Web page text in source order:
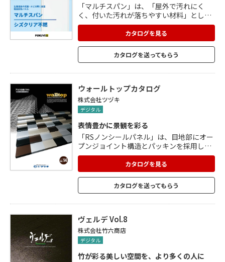
「マルチスパン」は、「屋外で汚れにく
く、付いた汚れが落ちやすい材料」として
認定された化粧アルミ板を使用していま
す。 一般塗装品に比べ表面が平滑なので、
ゴミが溜まりにくく、ふき取り掃除も容
易。 「シズクリア不燃」は、親水コーティ
ングにより、表面に発生した結露水が玉に
かせるため、ふき取り掃除が簡単です。 断
熱性、耐食性、安全性、不燃性に優れた効
果を発揮し、施工性も抜群。
カタログを見る
カタログを送ってもらう
ウォールトップカタログ
株式会社ツヅキ
デジタル
表情豊かに景観を彩る
「RSノンシールパネル」は、目地部にオー
プンジョイント構造とパッキンを採用し
た、画期的なノンシールパネル。 台風や地
震時にも変形追従性能・耐風性能を発揮
し、縦目地はパッキンで防水、通気排湿空
間も確保しています。 軽量化で工期短縮も
でき、メンテナンスが容易なため、長期に
切り欠き加工パネル、コーナー加工パネ
ル、R曲げ加工パネルの3種類。
カタログを見る
カタログを送ってもらう
ヴェルデ Vol.8
株式会社竹六商店
デジタル
竹が彩る美しい空間を、より多くの人に